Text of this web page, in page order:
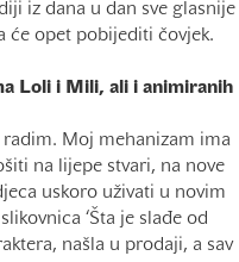
iz dana u dan sve glasnije
će opet pobijediti čovjek.
Loli i Mili, ali i animiranih
radim. Moj mehanizam ima
na lijepe stvari, na nove
uskoro uživati u novim
‘Šta je slađe od
našla u prodaji, a sav